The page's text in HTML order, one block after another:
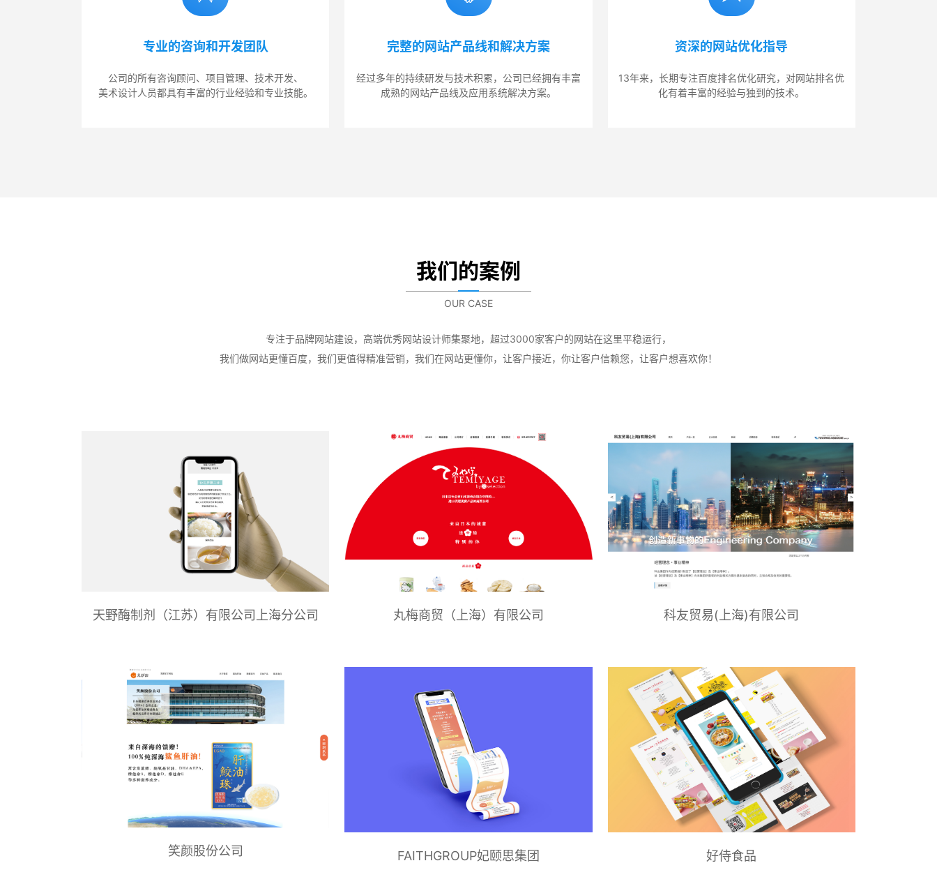
专业的咨询和开发团队
公司的所有咨询顾问、项目管理、技术开发、
美术设计人员都具有丰富的行业经验和专业技能。
完整的网站产品线和解决方案
经过多年的持续研发与技术积累，公司已经拥有丰富
成熟的网站产品线及应用系统解决方案。
资深的网站优化指导
13年来，长期专注百度排名优化研究，对网站排名优
化有着丰富的经验与独到的技术。
我们的案例
OUR CASE
专注于品牌网站建设，高端优秀网站设计师集聚地，超过3000家客户的网站在这里平稳运行，
我们做网站更懂百度，我们更值得精准营销，我们在网站更懂你，让客户接近，你让客户信赖您，让客户想喜欢你！
天野酶制剂（江苏）有限公司上海分公司 丸梅商贸（上海）有限公司 科友贸易(上海)有限公司
笑颜股份公司 FAITHGROUP妃颐思集团 好侍食品